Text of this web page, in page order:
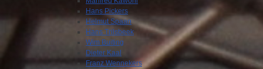
Hans Pickers
Helmut Spaan
Hans Trilsbeek
Wim Buiting
Dieter Kaal
Franz Wennekers